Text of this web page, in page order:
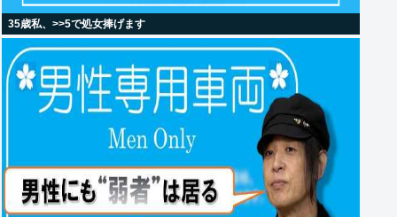
35歳私、>>5で処女捧げます